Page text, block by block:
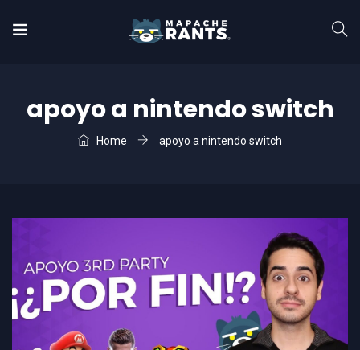
apoyo a nintendo switch
Home apoyo a nintendo switch